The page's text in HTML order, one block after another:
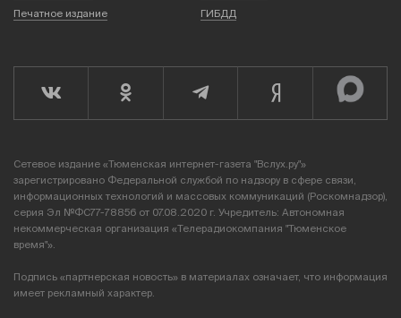
Печатное издание
ГИБДД
Сетевое издание «Тюменская интернет-газета "Вслух.ру"»
зарегистрировано Федеральной службой по надзору в сфере связи,
информационных технологий и массовых коммуникаций (Роскомнадзор),
серия Эл №ФС77-78856 от 07.08.2020 г. Учредитель: Автономная
некоммерческая организация «Телерадиокомпания "Тюменское
время"».
Подпись «партнерская новость» в материалах означает, что информация
имеет рекламный характер.